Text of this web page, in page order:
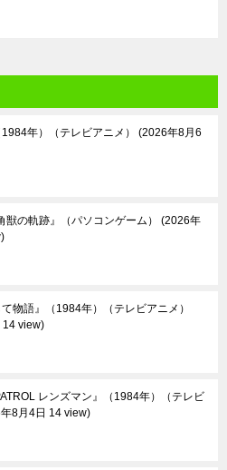
1984年）（テレビアニメ）
2026年8月6
獣の軌跡』（パソコンゲーム）
2026年
て物語』（1984年）（テレビアニメ）
14 view
レンズマン』（1984年）（テレビ
8月4日 14 view